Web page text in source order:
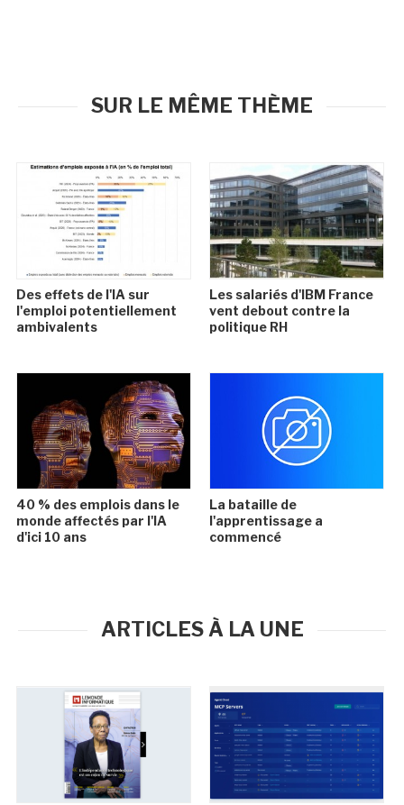
SUR LE MÊME THÈME
Des effets de l'IA sur
l'emploi potentiellement
ambivalents
Les salariés d'IBM France
vent debout contre la
politique RH
40 % des emplois dans le
monde affectés par l'IA
d'ici 10 ans
La bataille de
l'apprentissage a
commencé
ARTICLES À LA UNE